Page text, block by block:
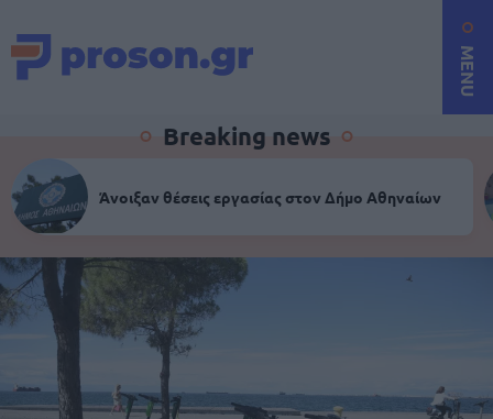
MENU
Breaking news
Άνοιξαν θέσεις εργασίας στον Δήμο Αθηναίων